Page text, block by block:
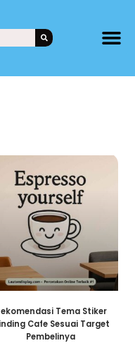
Tema Stiker
Cafe Sesuai Target
Pembelinya